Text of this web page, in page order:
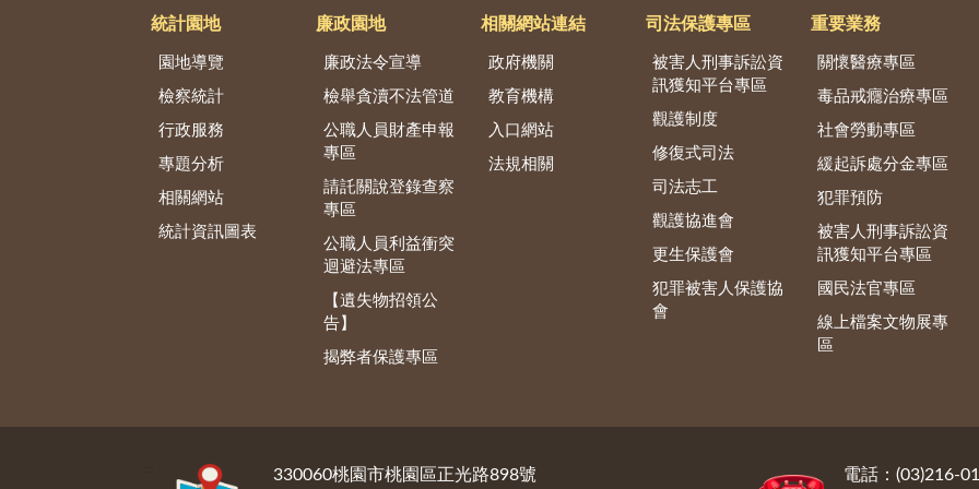
統計園地
園地導覽
檢察統計
行政服務
專題分析
相關網站
統計資訊圖表
廉政園地
廉政法令宣導
檢舉貪瀆不法管道
公職人員財產申報
專區
請託關說登錄查察
專區
公職人員利益衝突
迴避法專區
【遺失物招領公
告】
揭弊者保護專區
相關網站連結
政府機關
教育機構
入口網站
法規相關
司法保護專區
被害人刑事訴訟資
訊獲知平台專區
觀護制度
修復式司法
司法志工
觀護協進會
更生保護會
犯罪被害人保護協
會
重要業務
關懷醫療專區
毒品戒癮治療專區
社會勞動專區
緩起訴處分金專區
犯罪預防
被害人刑事訴訟資
訊獲知平台專區
國民法官專區
線上檔案文物展專
區
330060桃園市桃園區正光路898號 電話：(03)216-